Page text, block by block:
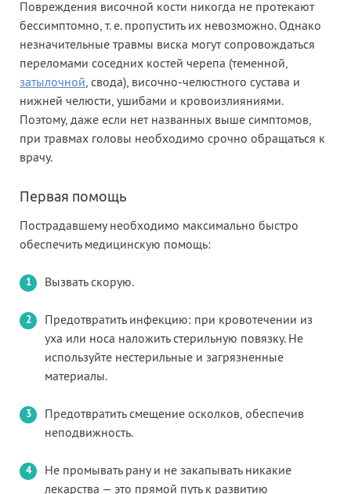
Повреждения височной кости никогда не протекают
бессимптомно, т. е. пропустить их невозможно. Однако
незначительные травмы виска могут сопровождаться
переломами соседних костей черепа (теменной,
затылочной, свода), височно-челюстного сустава и
нижней челюсти, ушибами и кровоизлияниями.
Поэтому, даже если нет названных выше симптомов,
при травмах головы необходимо срочно обращаться к
врачу.
Первая помощь
Пострадавшему необходимо максимально быстро
обеспечить медицинскую помощь:
Вызвать скорую.
Предотвратить инфекцию: при кровотечении из
уха или носа наложить стерильную повязку. Не
используйте нестерильные и загрязненные
материалы.
Предотвратить смещение осколков, обеспечив
неподвижность.
Не промывать рану и не закапывать никакие
лекарства — это прямой путь к развитию